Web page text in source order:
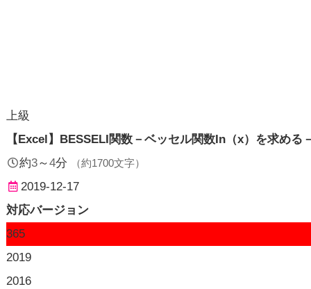
上級
【Excel】BESSELI関数－ベッセル関数In（x）を求める
約3～4分 （約1700文字）
2019-12-17
対応バージョン
365
2019
2016